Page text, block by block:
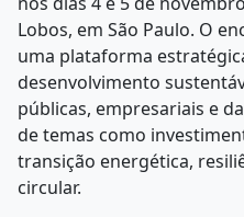
Lobos, em São Paulo. O
uma plataforma
desenvolvimento
públicas, empresariais e
de temas como
transição energética,
circular.